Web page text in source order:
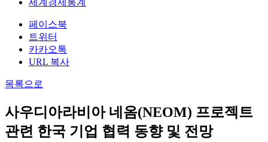
세계경제통계
페이스북
트위터
카카오톡
URL 복사
목록으로
사우디아라비아 네옴(NEOM) 프로젝트
관련 한국 기업 협력 동향 및 전망